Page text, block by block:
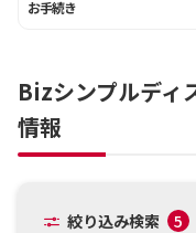
お手続き
Bizシンプルディ
情報
絞り込み検索
5